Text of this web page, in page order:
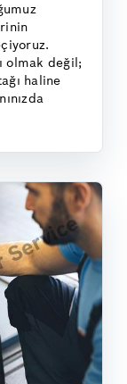
olmak değil;
haline